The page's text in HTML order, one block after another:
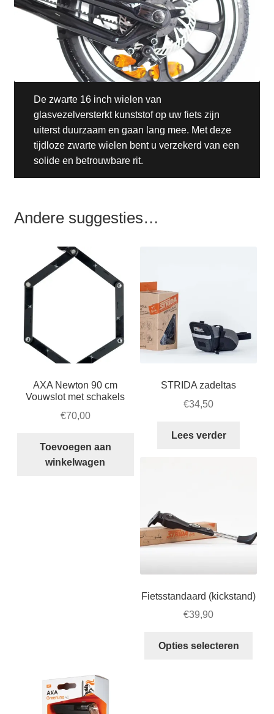
De zwarte 16 inch wielen van
glasvezelversterkt kunststof op uw fiets zijn
uiterst duurzaam en gaan lang mee. Met deze
tijdloze zwarte wielen bent u verzekerd van een
solide en betrouwbare rit.
Andere suggesties…
AXA Newton 90 cm
Vouwslot met schakels
€70,00
Toevoegen aan
winkelwagen
STRIDA zadeltas
€34,50
Lees verder
Fietsstandaard (kickstand)
€39,90
Opties selecteren